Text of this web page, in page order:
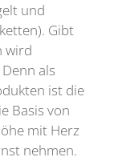
und
Gibt
wird
als
ist die
Basis von
mit Herz
nehmen.